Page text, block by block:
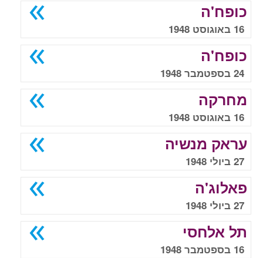
כופח'ה
16 באוגוסט 1948
כופח'ה
24 בספטמבר 1948
מחרקה
16 באוגוסט 1948
עראק מנשיה
27 ביולי 1948
פאלוג'ה
27 ביולי 1948
תל אלחסי
16 בספטמבר 1948